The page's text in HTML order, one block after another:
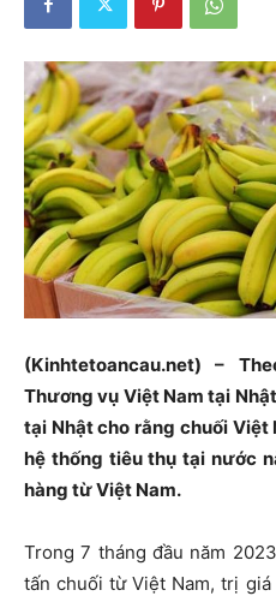
(Kinhtetoancau.net) –
Thương vụ Việt Nam tại
tại Nhật cho rằng chuối Việt
hệ thống tiêu thụ tại nước
hàng từ Việt Nam.
Trong 7 tháng đầu năm
tấn chuối từ Việt Nam, trị giá